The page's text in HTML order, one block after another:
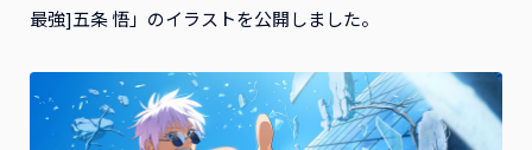
最強]五条 悟」のイラストを公開しました。